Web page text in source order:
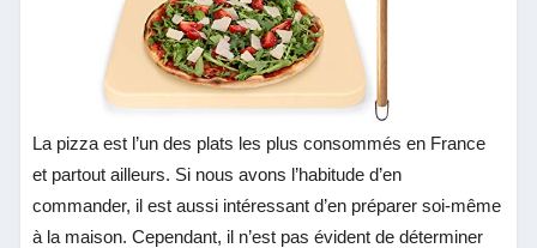
La pizza est l’un des plats les plus consommés en France
et partout ailleurs. Si nous avons l’habitude d’en
commander, il est aussi intéressant d’en préparer soi-même
à la maison. Cependant, il n’est pas évident de déterminer